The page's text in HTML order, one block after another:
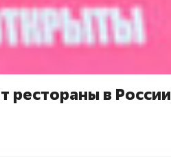
рестораны в России